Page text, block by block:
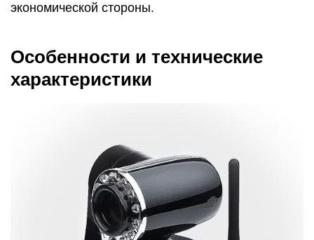
экономической стороны.
Особенности и технические
характеристики